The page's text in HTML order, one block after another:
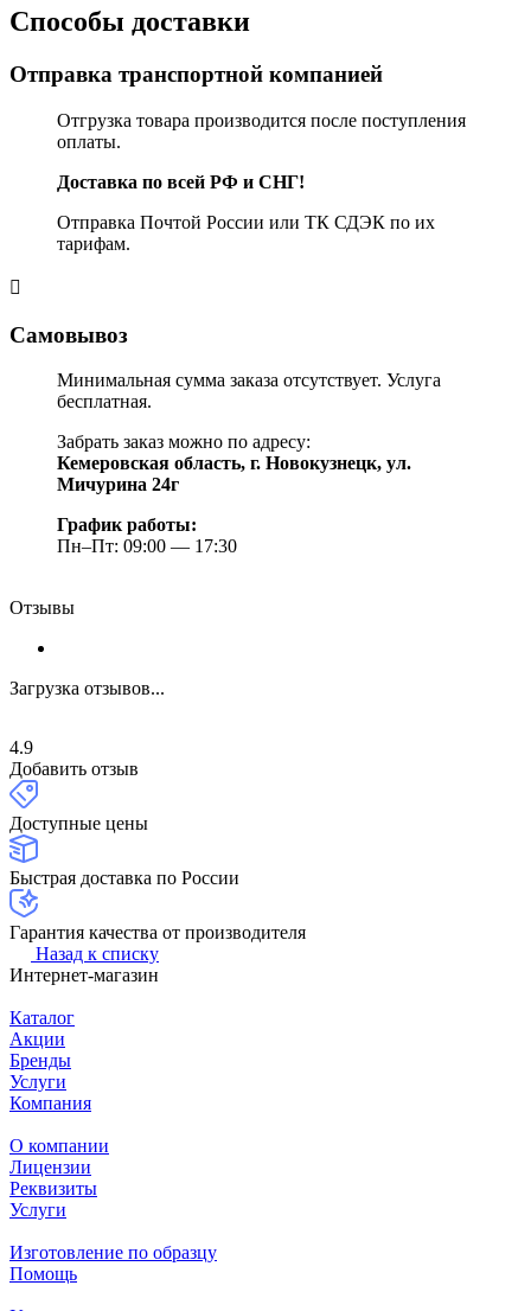
Способы доставки
Отправка транспортной компанией
Отгрузка товара производится после поступления
оплаты.
Доставка по всей РФ и СНГ!
Отправка Почтой России или ТК СДЭК по их
тарифам.
Самовывоз
Минимальная сумма заказа отсутствует. Услуга
бесплатная.
Забрать заказ можно по адресу:
Кемеровская область, г. Новокузнецк, ул.
Мичурина 24г
График работы:
Пн–Пт: 09:00 — 17:30
Отзывы
Загрузка отзывов...
4.9
Добавить отзыв
Доступные цены
Быстрая доставка по России
Гарантия качества от производителя
Назад к списку
Интернет-магазин
Каталог
Акции
Бренды
Услуги
Компания
О компании
Лицензии
Реквизиты
Услуги
Изготовление по образцу
Помощь